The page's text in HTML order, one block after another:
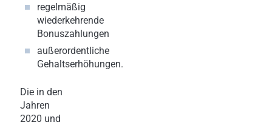
regelmäßig
wiederkehrende
Bonuszahlungen
außerordentliche
Gehaltserhöhungen.
Die in den
Jahren
2020 und